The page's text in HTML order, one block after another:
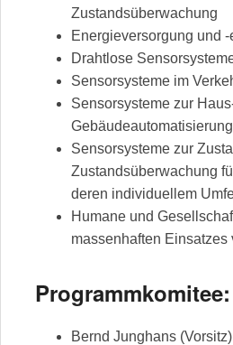
Zustandsüberwachung
Energieversorgung und
Drahtlose
Sensorsysteme im
Sensorsysteme zur
Gebäudeautomatisierung
Sensorsysteme zur
Zustandsüberwachung
deren individuellem
Humane und
massenhaften Einsatzes
Programmkomitee:
Bernd Junghans